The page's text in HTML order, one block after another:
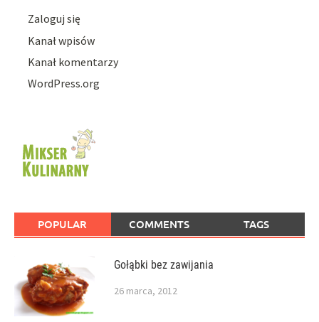
Zaloguj się
Kanał wpisów
Kanał komentarzy
WordPress.org
POPULAR COMMENTS TAGS
Gołąbki bez zawijania
26 marca, 2012